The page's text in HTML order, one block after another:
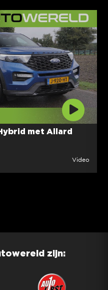
met Allard
Video
zijn: